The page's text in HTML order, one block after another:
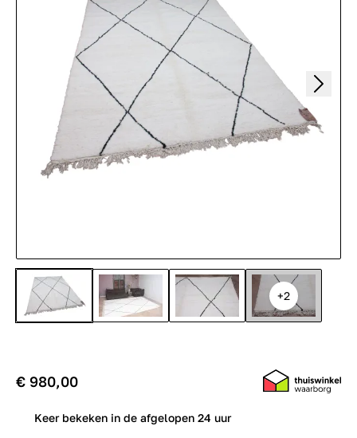
+2
€ 980,00
Keer bekeken in de afgelopen 24 uur